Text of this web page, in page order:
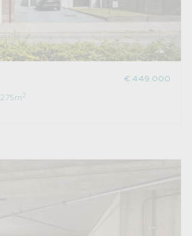
€ 449.000
275m2